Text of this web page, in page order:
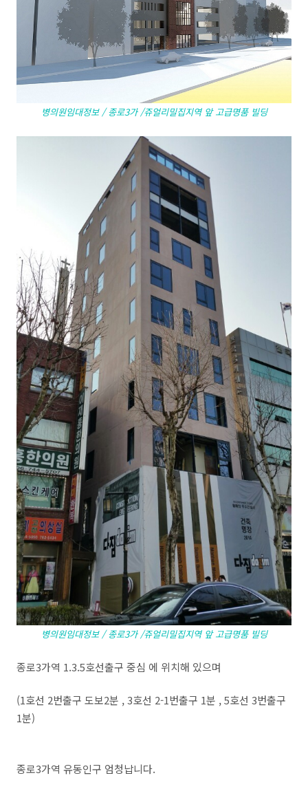
병의원임대정보 / 종로3가 /쥬얼리밀집지역 앞 고급명품 빌딩
병의원임대정보 / 종로3가 /쥬얼리밀집지역 앞 고급명품 빌딩
종로3가역 1.3.5호선출구 중심 에 위치해 있으며
(1호선 2번출구 도보2분 , 3호선 2-1번출구 1분 , 5호선 3번출구
1분)
종로3가역 유동인구 엄청납니다.